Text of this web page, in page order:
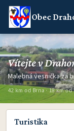
Obec
Vítejte v
Malebná vesnička za
42 km od Brna · 18 km
Turistika